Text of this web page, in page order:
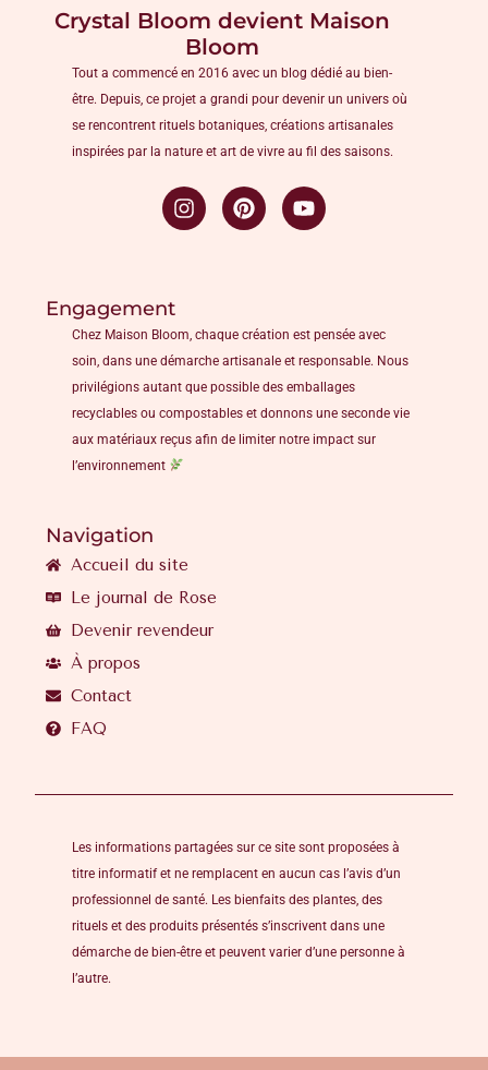
Crystal Bloom devient Maison
Bloom
Tout a commencé en 2016 avec un blog dédié au bien-
être. Depuis, ce projet a grandi pour devenir un univers où
se rencontrent rituels botaniques, créations artisanales
inspirées par la nature et art de vivre au fil des saisons.
Engagement
Chez Maison Bloom, chaque création est pensée avec
soin, dans une démarche artisanale et responsable. Nous
privilégions autant que possible des emballages
recyclables ou compostables et donnons une seconde vie
aux matériaux reçus afin de limiter notre impact sur
l’environnement
Navigation
Accueil du site
Le journal de Rose
Devenir revendeur
À propos
Contact
FAQ
Les informations partagées sur ce site sont proposées à
titre informatif et ne remplacent en aucun cas l’avis d’un
professionnel de santé. Les bienfaits des plantes, des
rituels et des produits présentés s’inscrivent dans une
démarche de bien-être et peuvent varier d’une personne à
l’autre.